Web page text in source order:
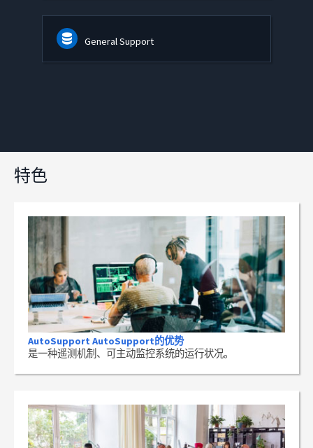
General Support
特色
AutoSupport AutoSupport的优势
是一种遥测机制、可主动监控系统的运行状况。